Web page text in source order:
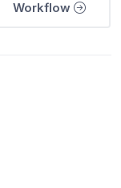
Workflow